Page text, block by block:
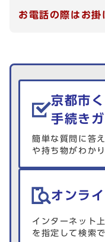
お電話の際はお掛
生活情報を探
京都市
手続き
簡単な質問に答
や持ち物がわかり
オンラ
インターネット
を指定して検索